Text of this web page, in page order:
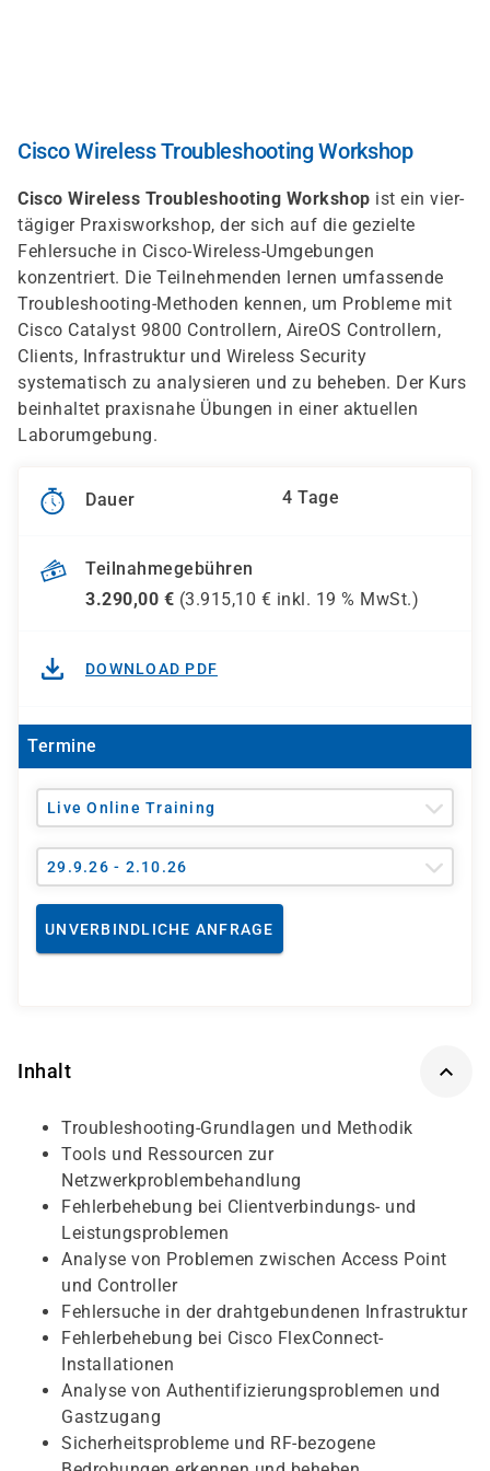
Cisco Wireless Troubleshooting Workshop
Cisco Wireless Troubleshooting Workshop ist ein vier­
tägiger Praxisworkshop, der sich auf die gezielte
Fehlersuche in Cisco-Wireless-Umgebungen
konzentriert. Die Teilnehmenden lernen umfassende
Troubleshooting-Methoden kennen, um Probleme mit
Cisco Catalyst 9800 Controllern, AireOS Controllern,
Clients, Infrastruktur und Wireless Security
systematisch zu analysieren und zu beheben. Der Kurs
beinhaltet praxisnahe Übungen in einer aktuellen
Laborumgebung.
Dauer 4 Tage
Teilnahmegebühren
3.290,00 € (3.915,10 € inkl. 19 % MwSt.)
DOWNLOAD PDF
Termine
Live Online Training
29.9.26 - 2.10.26
UNVERBINDLICHE ANFRAGE
Inhalt
Troubleshooting-Grundlagen und Methodik
Tools und Ressourcen zur
Netzwerkproblembehandlung
Fehlerbehebung bei Clientverbindungs- und
Leistungsproblemen
Analyse von Problemen zwischen Access Point
und Controller
Fehlersuche in der drahtgebundenen Infrastruktur
Fehlerbehebung bei Cisco FlexConnect-
Installationen
Analyse von Authentifizierungsproblemen und
Gastzugang
Sicherheitsprobleme und RF-bezogene